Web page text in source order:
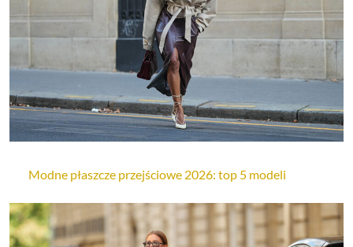
Modne płaszcze przejściowe 2026: top 5 modeli